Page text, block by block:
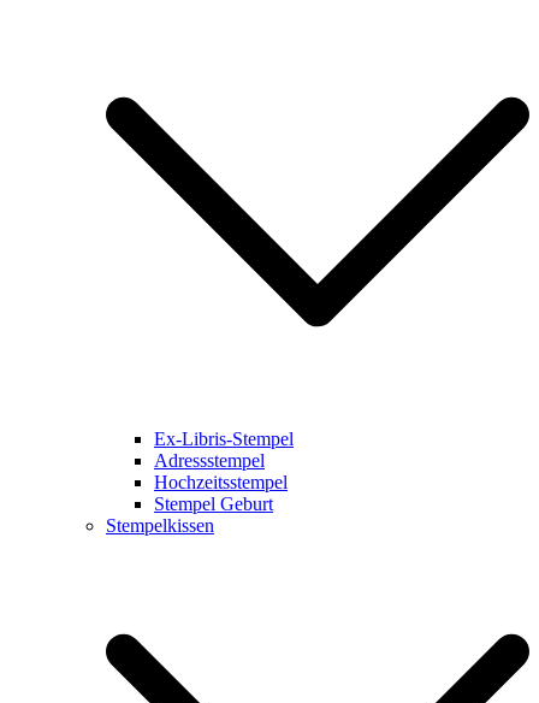
Ex-Libris-Stempel
Adressstempel
Hochzeitsstempel
Stempel Geburt
Stempelkissen